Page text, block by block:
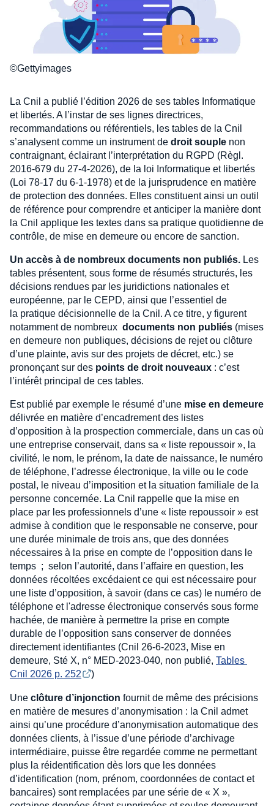
©Gettyimages
La Cnil a publié l’édition 2026 de ses tables Informatique
et libertés. A l’instar de ses lignes directrices,
recommandations ou référentiels, les tables de la Cnil
s’analysent comme un instrument de droit souple non
contraignant, éclairant l’interprétation du RGPD (Règl.
2016-679 du 27-4-2026), de la loi Informatique et libertés
(Loi 78-17 du 6-1-1978) et de la jurisprudence en matière
de protection des données. Elles constituent ainsi un outil
de référence pour comprendre et anticiper la manière dont
la Cnil applique les textes dans sa pratique quotidienne de
contrôle, de mise en demeure ou encore de sanction.
Un accès à de nombreux documents non publiés. Les
tables présentent, sous forme de résumés structurés, les
décisions rendues par les juridictions nationales et
européenne, par le CEPD, ainsi que l’essentiel de
la pratique décisionnelle de la Cnil. A ce titre, y figurent
notamment de nombreux documents non publiés (mises
en demeure non publiques, décisions de rejet ou clôture
d’une plainte, avis sur des projets de décret, etc.) se
prononçant sur des points de droit nouveaux : c’est
l’intérêt principal de ces tables.
Est publié par exemple le résumé d’une mise en demeure
délivrée en matière d’encadrement des listes
d’opposition à la prospection commerciale, dans un cas où
une entreprise conservait, dans sa « liste repoussoir », la
civilité, le nom, le prénom, la date de naissance, le numéro
de téléphone, l’adresse électronique, la ville ou le code
postal, le niveau d’imposition et la situation familiale de la
personne concernée. La Cnil rappelle que la mise en
place par les professionnels d’une « liste repoussoir » est
admise à condition que le responsable ne conserve, pour
une durée minimale de trois ans, que des données
nécessaires à la prise en compte de l’opposition dans le
temps ; selon l’autorité, dans l’affaire en question, les
données récoltées excédaient ce qui est nécessaire pour
une liste d’opposition, à savoir (dans ce cas) le numéro de
téléphone et l'adresse électronique conservés sous forme
hachée, de manière à permettre la prise en compte
durable de l’opposition sans conserver de données
directement identifiantes (Cnil 26-6-2023, Mise en
demeure, Sté X, n° MED-2023-040, non publié, Tables
Cnil 2026 p. 252
)
Une clôture d’injonction fournit de même des précisions
en matière de mesures d’anonymisation : la Cnil admet
ainsi qu’une procédure d’anonymisation automatique des
données clients, à l’issue d’une période d’archivage
intermédiaire, puisse être regardée comme ne permettant
plus la réidentification dès lors que les données
d’identification (nom, prénom, coordonnées de contact et
bancaires) sont remplacées par une série de « X »,